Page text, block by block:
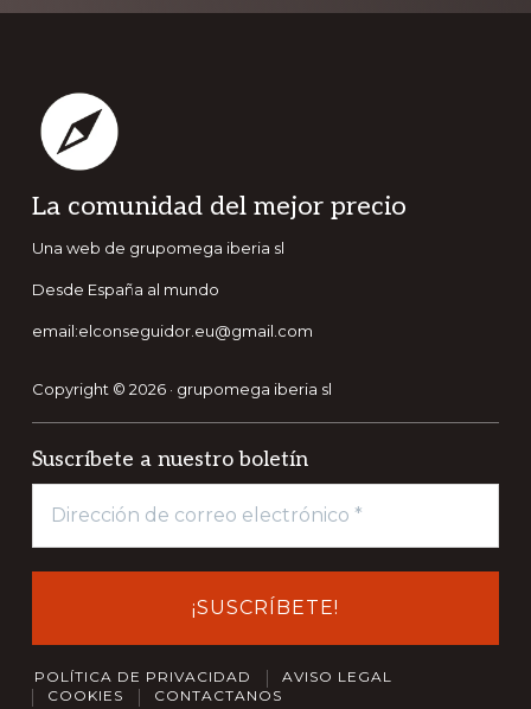
Footer
La comunidad del mejor precio
Una web de grupomega iberia sl
Desde España al mundo
email:elconseguidor.eu@gmail.com
Copyright © 2026 · grupomega iberia sl
Suscríbete a nuestro boletín
POLÍTICA DE PRIVACIDAD
AVISO LEGAL
COOKIES
CONTACTANOS